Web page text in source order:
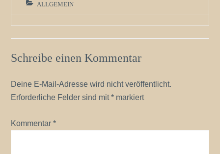
ALLGEMEIN
Schreibe einen Kommentar
Deine E-Mail-Adresse wird nicht veröffentlicht.
Erforderliche Felder sind mit* markiert
Kommentar*